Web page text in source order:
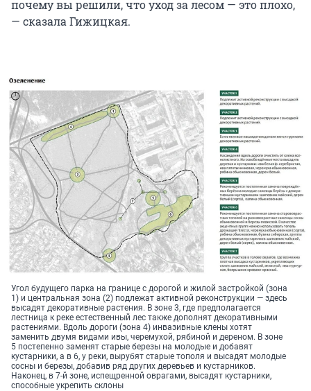
почему вы решили, что уход за лесом — это плохо,
— сказала Гижицкая.
Угол будущего парка на границе с дорогой и жилой застройкой (зона
1) и центральная зона (2) подлежат активной реконструкции — здесь
высадят декоративные растения. В зоне 3, где предполагается
лестница к реке естественный лес также дополнят декоративными
растениями. Вдоль дороги (зона 4) инвазивные клены хотят
заменить двумя видами ивы, черемухой, рябиной и дереном. В зоне
5 постепенно заменят старые березы на молодые и добавят
кустарники, а в 6, у реки, вырубят старые тополя и высадят молодые
сосны и березы, добавив ряд других деревьев и кустарников.
Наконец, в 7-й зоне, испещренной оврагами, высадят кустарники,
способные укрепить склоны